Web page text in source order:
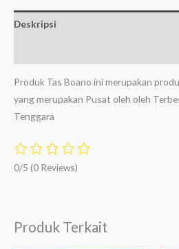
Deskripsi
Produk Tas Boano ini merupakan
yang merupakan Pusat oleh oleh
Tenggara
0/5 (0 Reviews)
Produk Terkait